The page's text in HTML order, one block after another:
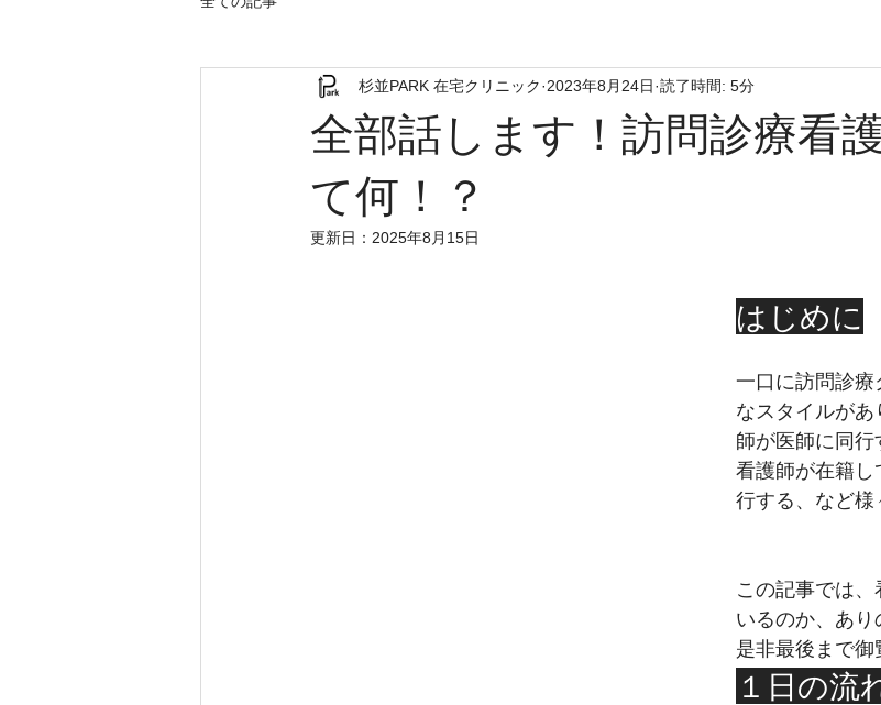
全部話します！訪問診療看
て何！？
杉並PARK 在宅クリニック 2023年8月24日 読了時間: 5分
更新日： 2025年8月15日
はじめに
一口に訪問診療
なスタイルが
師が医師に同行
看護師が在籍し
行する、など様
この記事では
いるのか、あり
是非最後まで御
１日の流